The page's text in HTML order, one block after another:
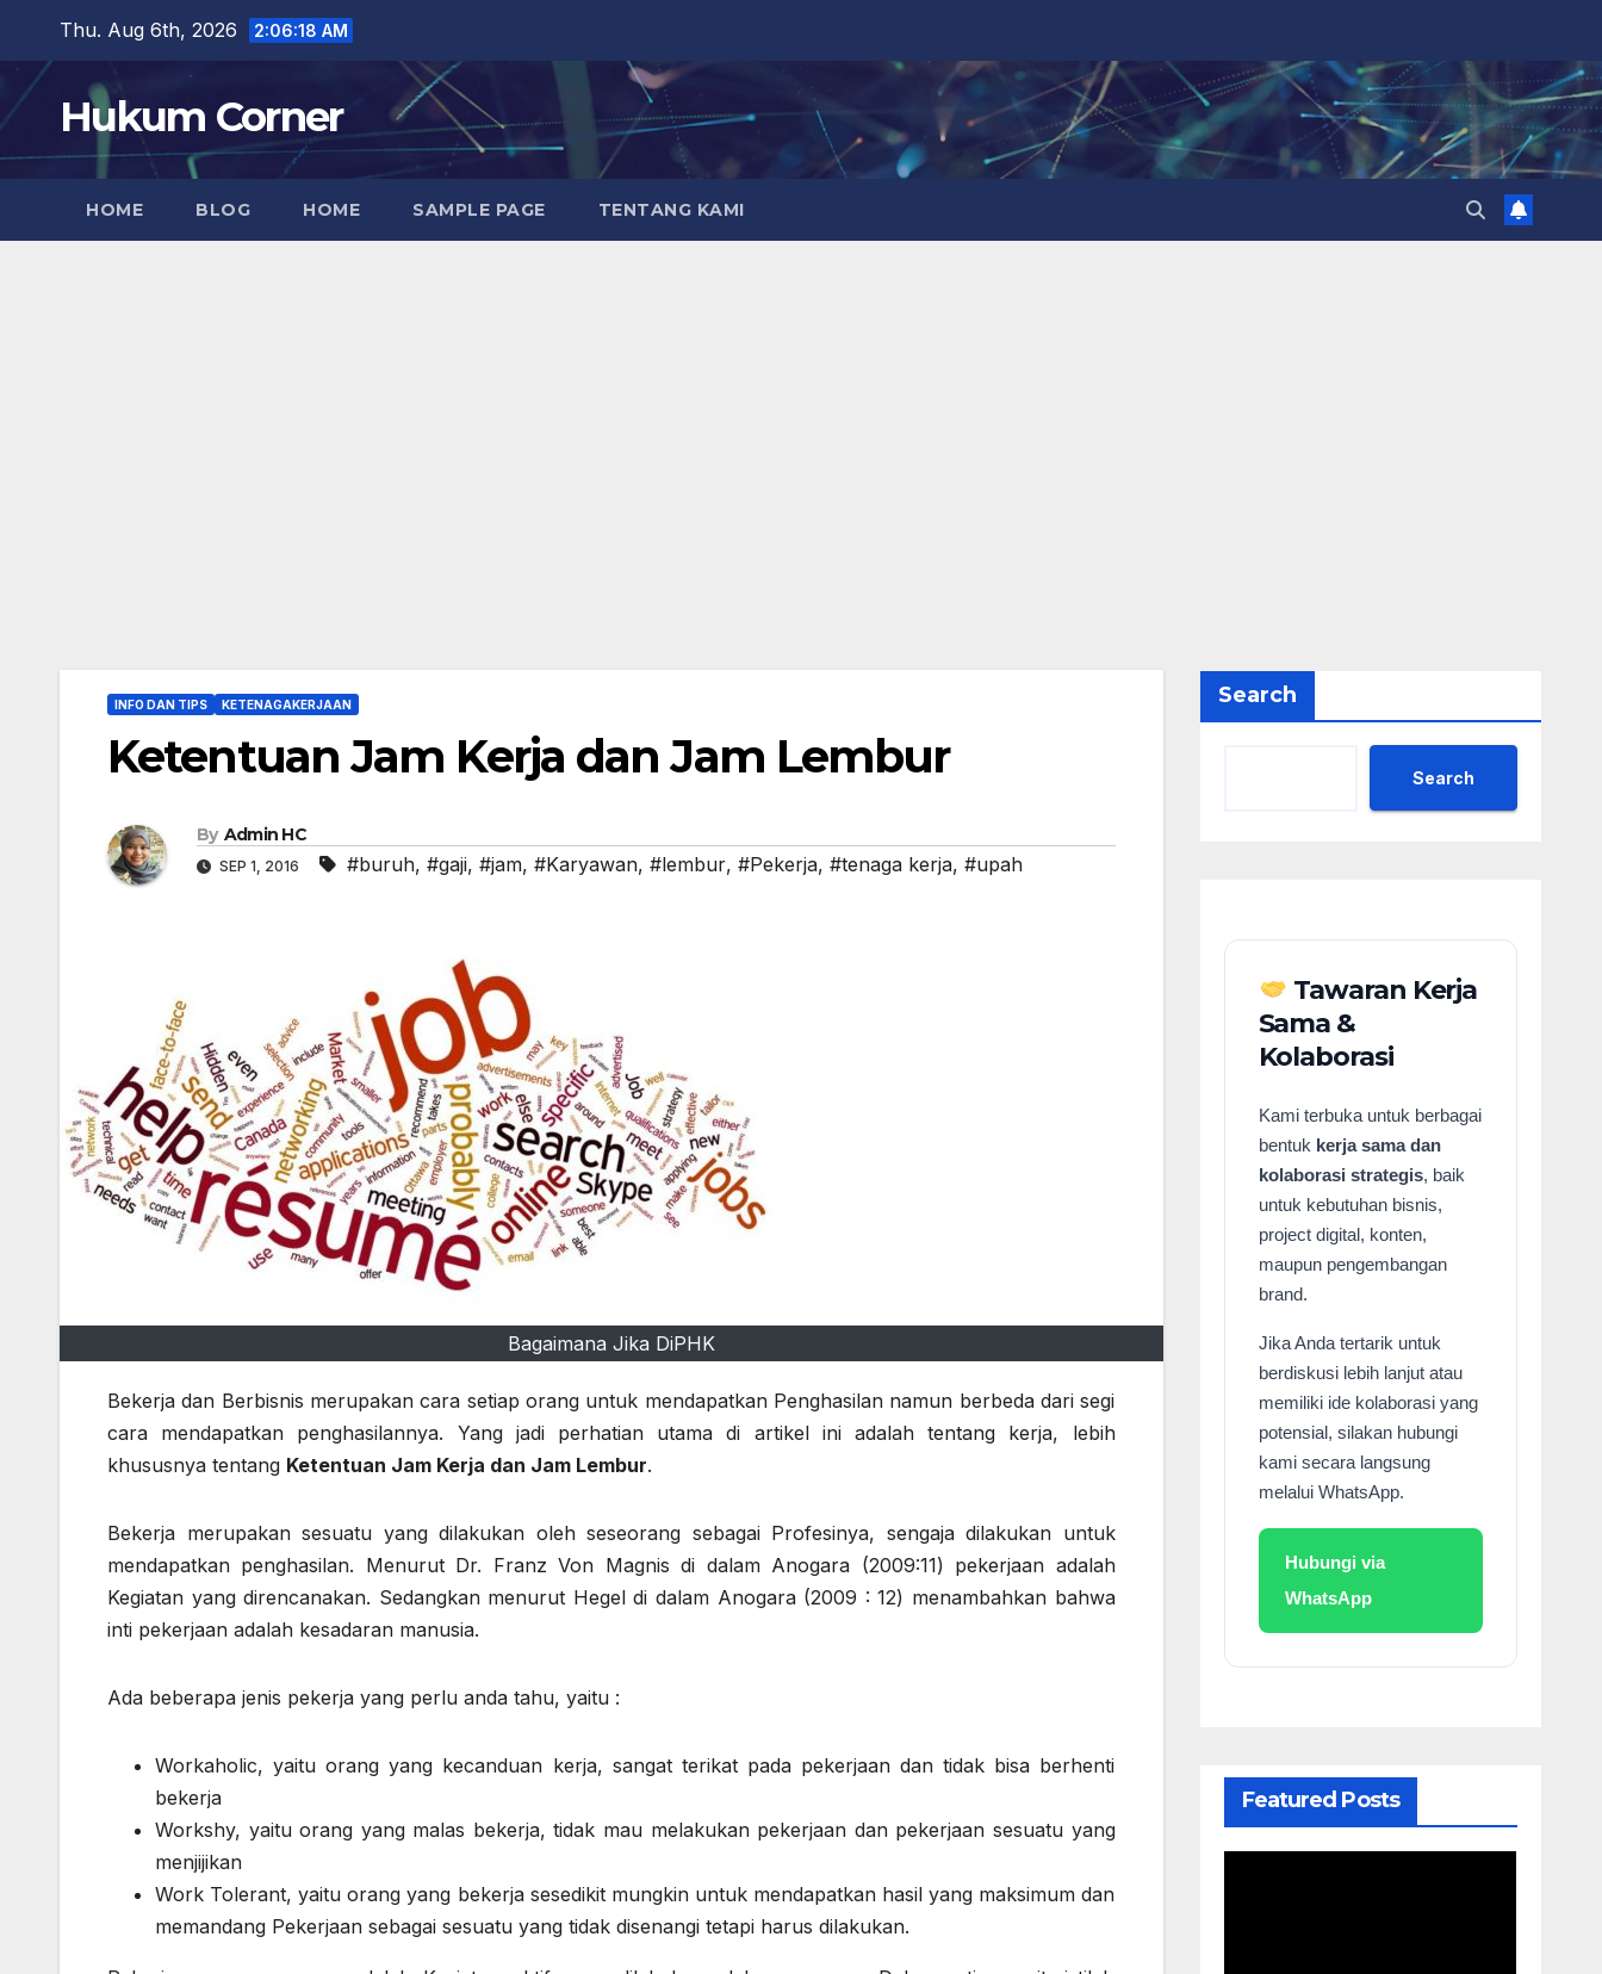
content
Thu. Aug 6th, 2026 2:06:19 AM
Hukum Corner
HOME BLOG HOME SAMPLE PAGE TENTANG KAMI
INFO DAN TIPS KETENAGAKERJAAN
Ketentuan Jam Kerja dan Jam Lembur
By Admin HC
SEP 1, 2016 #buruh, #gaji, #jam, #Karyawan, #lembur, #Pekerja, #tenaga kerja, #upah
Bagaimana Jika DiPHK
Bekerja dan Berbisnis merupakan cara setiap orang untuk mendapatkan Penghasilan namun berbeda dari segi
cara mendapatkan penghasilannya. Yang jadi perhatian utama di artikel ini adalah tentang kerja, lebih
khususnya tentang Ketentuan Jam Kerja dan Jam Lembur.
Bekerja merupakan sesuatu yang dilakukan oleh seseorang sebagai Profesinya, sengaja dilakukan untuk
mendapatkan penghasilan. Menurut Dr. Franz Von Magnis di dalam Anogara (2009:11) pekerjaan adalah
Kegiatan yang direncanakan. Sedangkan menurut Hegel di dalam Anogara (2009 : 12) menambahkan bahwa
inti pekerjaan adalah kesadaran manusia.
Ada beberapa jenis pekerja yang perlu anda tahu, yaitu :
Workaholic, yaitu orang yang kecanduan kerja, sangat terikat pada pekerjaan dan tidak bisa berhenti
bekerja
Workshy, yaitu orang yang malas bekerja, tidak mau melakukan pekerjaan dan pekerjaan sesuatu yang
menjijikan
Work Tolerant, yaitu orang yang bekerja sesedikit mungkin untuk mendapatkan hasil yang maksimum dan
memandang Pekerjaan sebagai sesuatu yang tidak disenangi tetapi harus dilakukan.
Search
Search
Tawaran Kerja
Sama &
Kolaborasi
Kami terbuka untuk berbagai
bentuk kerja sama dan
kolaborasi strategis, baik
untuk kebutuhan bisnis,
project digital, konten,
maupun pengembangan
brand.
Jika Anda tertarik untuk
berdiskusi lebih lanjut atau
memiliki ide kolaborasi yang
potensial, silakan hubungi
kami secara langsung
melalui WhatsApp.
Hubungi via
WhatsApp
Featured Posts